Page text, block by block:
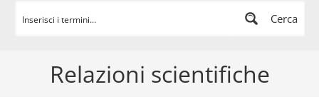
Cerca
Relazioni scientifiche